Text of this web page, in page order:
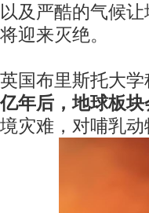
以及严酷的气候
将迎来灭绝。
英国布里斯托大
亿年后，地球板
境灾难，对哺乳动